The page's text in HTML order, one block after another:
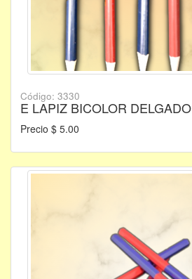
Código: 3330
E LAPIZ BICOLOR DELGADO
Precio $ 5.00